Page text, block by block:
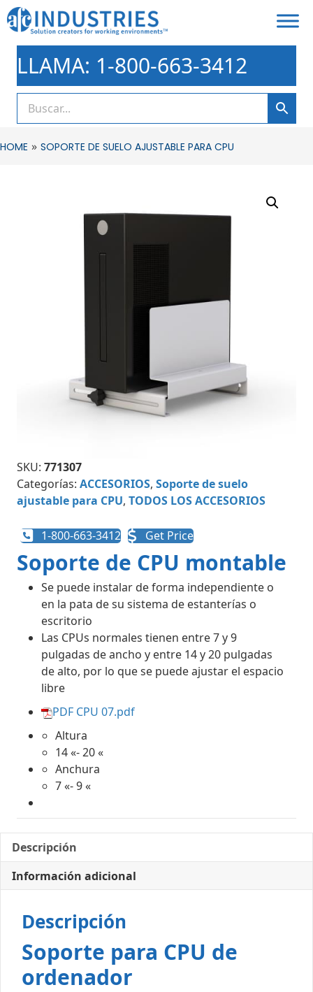
LLAMA: 1-800-663-3412
HOME » SOPORTE DE SUELO AJUSTABLE PARA CPU
SKU: 771307
Categorías: ACCESORIOS, Soporte de suelo
ajustable para CPU, TODOS LOS ACCESORIOS
1-800-663-3412 Get Price
Soporte de CPU montable
Se puede instalar de forma independiente o
en la pata de su sistema de estanterías o
escritorio
Las CPUs normales tienen entre 7 y 9
pulgadas de ancho y entre 14 y 20 pulgadas
de alto, por lo que se puede ajustar el espacio
libre
PDF CPU 07.pdf
Altura
14 «- 20 «
Anchura
7 «- 9 «
Descripción
Información adicional
Descripción
Soporte para CPU de
ordenador